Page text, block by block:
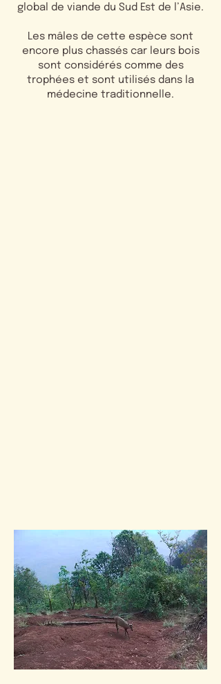
global de viande du Sud Est de l’Asie.
Les mâles de cette espèce sont
encore plus chassés car leurs bois
sont considérés comme des
trophées et sont utilisés dans la
médecine traditionnelle.